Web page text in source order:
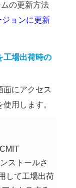
の更新方法
ョンに更新
工場出荷時の
面にアクセス
用します。
ストールさ
して工場出荷